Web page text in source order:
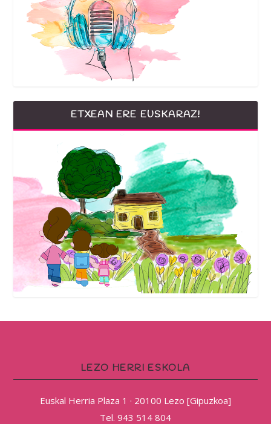
ETXEAN ERE EUSKARAZ!
LEZO HERRI ESKOLA
Euskal Herria Plaza 1 · 20100 Lezo [Gipuzkoa]
Tel. 943 514 804